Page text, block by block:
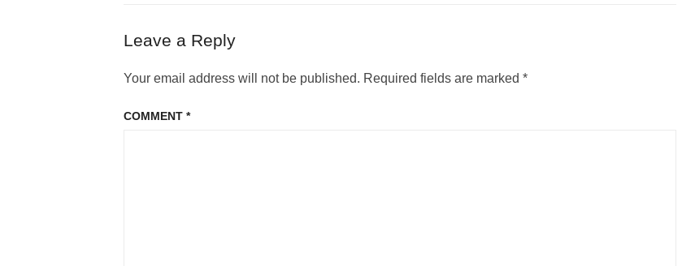
Leave a Reply
Your email address will not be published. Required fields are marked *
COMMENT *